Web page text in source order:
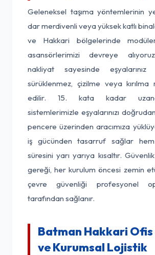
Geleneksel taşıma yöntemlerinin
dar merdivenli veya yüksek katlı
ve Hakkari bölgelerinde
asansörlerimizi devreye
nakliyat sayesinde
sürüklenmez, çizilme veya kırılma
edilir. 15. kata kadar
sistemlerimizle eşyalarınızı
pencere üzerinden aracımıza
iş gücünden tasarruf sağlar
süresini yarı yarıya kısaltır.
gereği, her kurulum öncesi zemin
çevre güvenliği profesyonel
tarafından sağlanır.
Batman Hakkari Ofis
ve Kurumsal Lojistik